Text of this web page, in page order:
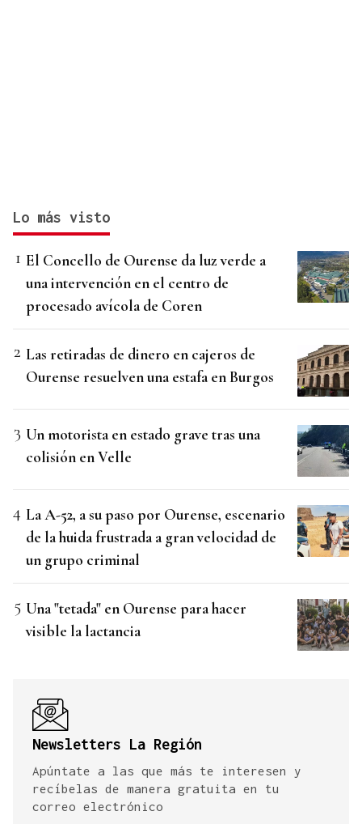
Lo más visto
El Concello de Ourense da luz verde a
una intervención en el centro de
procesado avícola de Coren
Las retiradas de dinero en cajeros de
Ourense resuelven una estafa en Burgos
Un motorista en estado grave tras una
colisión en Velle
La A-52, a su paso por Ourense, escenario
de la huida frustrada a gran velocidad de
un grupo criminal
Una "tetada" en Ourense para hacer
visible la lactancia
Newsletters La Región
Apúntate a las que más te interesen y
recíbelas de manera gratuita en tu
correo electrónico